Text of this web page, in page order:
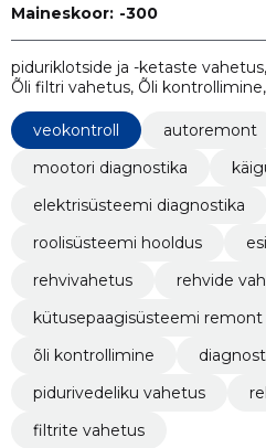
Maineskoor: -300
piduriklotside ja -ketaste
Õli filtri vahetus, Õli
filtrite vahetus, veokontroll,
veokontroll
autoremont
mootori diagnostika
elektrisüsteemi diagnostika
roolisüsteemi hooldus
rehvivahetus
rehvide
kütusepaagisüsteemi remont
õli kontrollimine
pidurivedeliku vahetus
filtrite vahetus